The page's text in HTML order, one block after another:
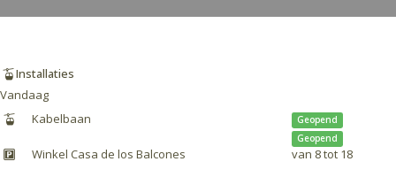
Installaties
Vandaag
Kabelbaan
Geopend
Winkel Casa de los Balcones
Geopend
van 8 tot 18